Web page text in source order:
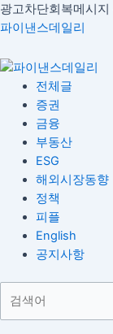
광고차단회복메시지
파이낸스데일리
Menu
전체글
증권
금융
부동산
ESG
해외시장동향
정책
피플
English
공지사항